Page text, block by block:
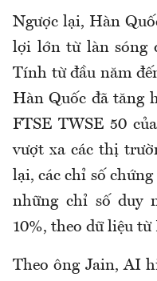
Ngược lại, Hàn
lợi lớn từ làn sóng
Tính từ đầu năm
Hàn Quốc đã tăng
FTSE TWSE 50
vượt xa các thị
lại, các chỉ số
những chỉ số duy
10%, theo dữ liệu từ
Theo ông Jain, AI